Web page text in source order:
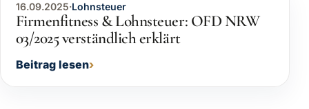
16.09.2025·Lohnsteuer
Firmenfitness & Lohnsteuer: OFD NRW
03/2025 verständlich erklärt
Beitrag lesen